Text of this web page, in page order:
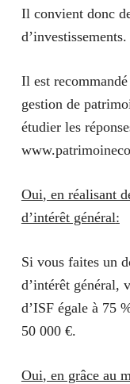
Il convient donc
d’investissements.
Il est
gestion de
étudier les
Oui, en réalisant
d’intérêt général:
Si vous faites un
d’intérêt général,
d’ISF égale à 75
50 000 €.
Oui, en grâce au